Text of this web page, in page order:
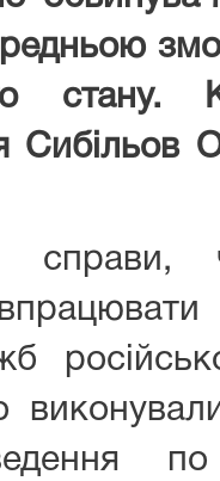
стану.
Сибільов
справи,